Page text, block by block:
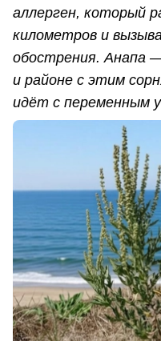
аллерген, который
километров и
обострения. Анапа
и районе с этим
идёт с переменным